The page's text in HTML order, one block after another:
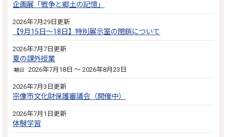
企画展「戦争と郷土の記憶」
2026年7月29日更新
【9月15日～18日】特別展示室の閉鎖について
2026年7月7日更新
夏の課外授業
期日 2026年7月18日 ～ 2026年8月23日
2026年7月3日更新
宗像市文化財保護審議会（開催中）
2026年7月1日更新
体験学習